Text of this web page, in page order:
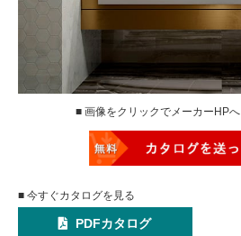
■ 画像をクリックでメーカーHPへ
■ 今すぐカタログを見る
PDFカタログ